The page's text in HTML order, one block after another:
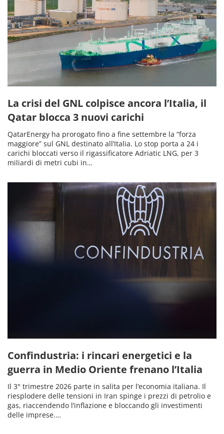
La crisi del GNL colpisce ancora l’Italia, il
Qatar blocca 3 nuovi carichi
QatarEnergy ha prorogato fino a fine settembre la “forza
maggiore” sul GNL destinato all’Italia. Lo stop porta a 24 i
carichi bloccati verso il rigassificatore Adriatic LNG, per 3
miliardi di metri cubi in…
Confindustria: i rincari energetici e la
guerra in Medio Oriente frenano l’Italia
Il 3° trimestre 2026 parte in salita per l’economia italiana. Il
riesplodere delle tensioni in Iran spinge i prezzi di petrolio e
gas, riaccendendo l’inflazione e bloccando gli investimenti
delle imprese.…